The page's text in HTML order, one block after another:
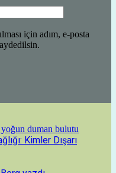
için adım, e-posta
Kimler Dışarı